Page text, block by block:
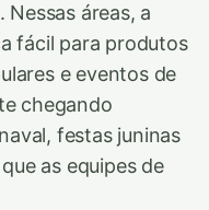
áreas, a
fácil para produtos
e eventos de
chegando
festas juninas
as equipes de